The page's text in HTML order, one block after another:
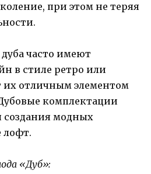
при этом не теряя
часто имеют
в стиле ретро или
их отличным элементом
комплектации
создания модных
лофт.
«Дуб»: